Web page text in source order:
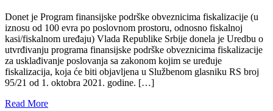
Donet je Program finansijske podrške obveznicima fiskalizacije (u
iznosu od 100 evra po poslovnom prostoru, odnosno fiskalnoj
kasi/fiskalnom uređaju) Vlada Republike Srbije donela je Uredbu o
utvrđivanju programa finansijske podrške obveznicima fiskalizacije
za usklađivanje poslovanja sa zakonom kojim se uređuje
fiskalizacija, koja će biti objavljena u Službenom glasniku RS broj
95/21 od 1. oktobra 2021. godine. […]
Read More